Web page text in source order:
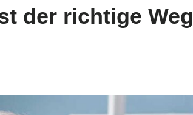
der richtige Weg